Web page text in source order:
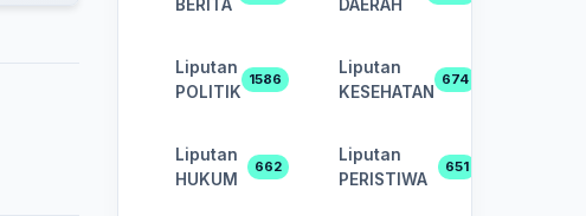
BERITA
DAERAH
Liputan
POLITIK
1586
Liputan
KESEHATAN
674
Liputan
HUKUM
662
Liputan
PERISTIWA
651